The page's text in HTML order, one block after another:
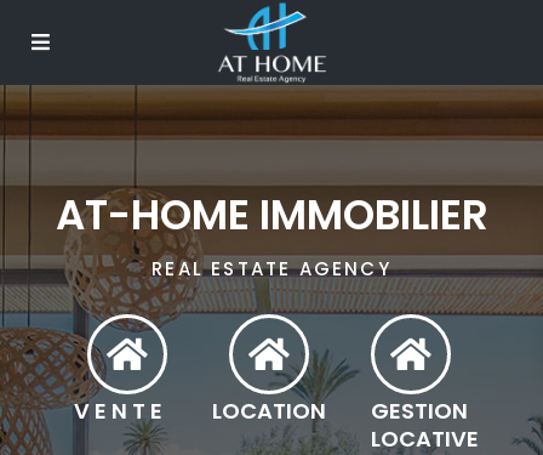
AT-HOME IMMOBILIER
REAL ESTATE AGENCY
VENTE LOCATION
GESTION
LOCATIVE